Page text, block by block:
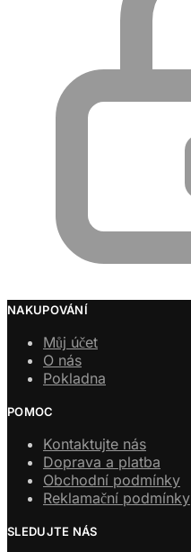
NAKUPOVÁNÍ
Můj účet
O nás
Pokladna
POMOC
Kontaktujte nás
Doprava a platba
Obchodní podmínky
Reklamační podmínky
SLEDUJTE NÁS